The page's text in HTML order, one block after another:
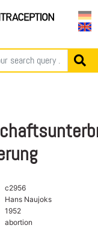
c2956
Hans Naujoks
1952
abortion